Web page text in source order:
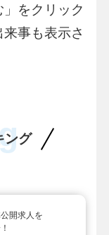
をクリック
事も表示さ
ング
開求人を